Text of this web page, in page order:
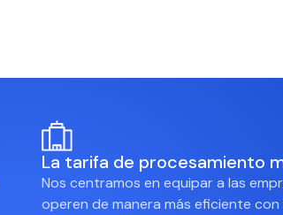
La tarifa de procesamiento
Nos centramos en equipar a las
operen de manera más eficiente